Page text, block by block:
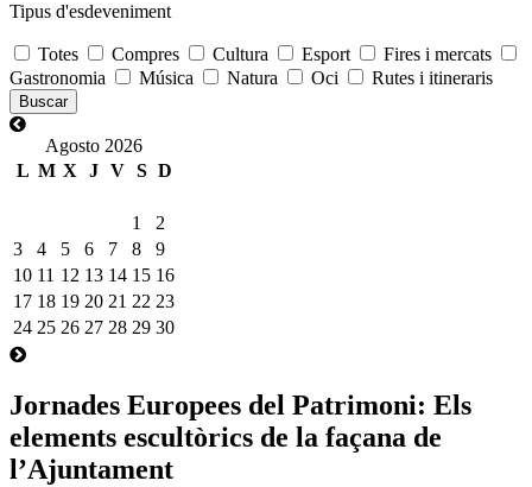
Tipus d'esdeveniment
Totes Compres Cultura Esport
Fires i mercats
Gastronomia
Música Natura Oci Rutes i itineraris
Agosto 2026
L M X J V S D
1
2
3
4 5 6 7 8
9
10 11 12 13 14 15 16
17 18 19 20 21 22 23
24 25 26 27 28 29 30
Jornades Europees del Patrimoni: Els
elements escultòrics de la façana de
l’Ajuntament